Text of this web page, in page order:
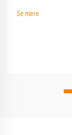
Se mere